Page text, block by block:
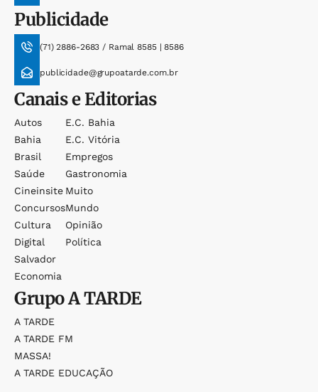
Publicidade
(71) 2886-2683 / Ramal 8585 | 8586
publicidade@grupoatarde.com.br
Canais e Editorias
Autos
Bahia
Brasil
Saúde
Cineinsite
Concursos
Cultura
Digital
Salvador
Economia
E.c. Bahia
E.c. Vitória
Empregos
Gastronomia
Muito
Mundo
Opinião
Política
GrupoA TARDE
A TARDE
A TARDE FM
MASSA!
A TARDE EDUCAÇÃO